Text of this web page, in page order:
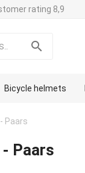
rating 8,9

Bicycle helmets
Paars
Paars